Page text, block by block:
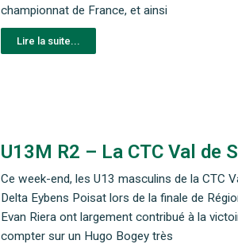
championnat de France, et ainsi
Lire la suite...
U13M R2 – La CTC Val de
Ce week-end, les U13 masculins de la CTC
Delta Eybens Poisat lors de la finale de
Evan Riera ont largement contribué à la
compter sur un Hugo Bogey très